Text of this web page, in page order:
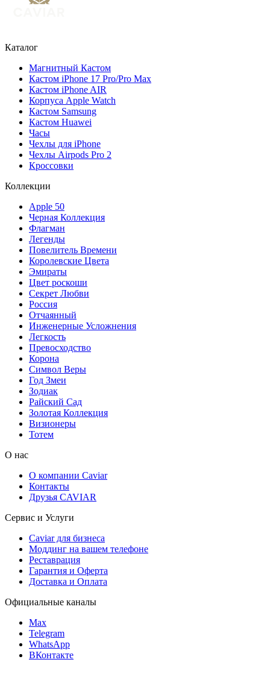
Каталог
Магнитный Кастом
Кастом iPhone 17 Pro/Pro Max
Кастом iPhone AIR
Корпуса Apple Watch
Кастом Samsung
Кастом Huawei
Часы
Чехлы для iPhone
Чехлы Airpods Pro 2
Кроссовки
Коллекции
Apple 50
Черная Коллекция
Флагман
Легенды
Повелитель Времени
Королевские Цвета
Эмираты
Цвет роскоши
Секрет Любви
Россия
Отчаянный
Инженерные Усложнения
Легкость
Превосходство
Корона
Символ Веры
Год Змеи
Зодиак
Райский Сад
Золотая Коллекция
Визионеры
Тотем
О нас
О компании Caviar
Контакты
Друзья CAVIAR
Сервис и Услуги
Caviar для бизнеса
Моддинг на вашем телефоне
Реставрация
Гарантия и Оферта
Доставка и Оплата
Официальные каналы
Max
Telegram
WhatsApp
ВКонтакте